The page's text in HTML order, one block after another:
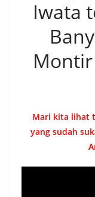
Iwata
Mari kita lihat
yang sudah